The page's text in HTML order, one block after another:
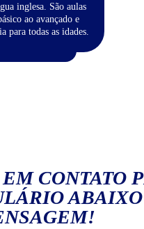
inglesa. São aulas
ao avançado e
para todas as idades.
CONTATO